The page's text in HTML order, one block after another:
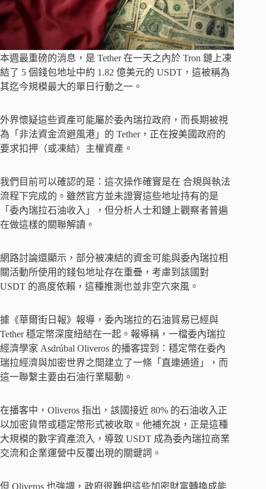
本週最重磅的消息，是 Tether 在一天之內於 Tron 鏈上凍
結了 5 個錢包地址中約 1.82 億美元的 USDT，這被稱為
其迄今規模最大的單日行動之一。
外界懷疑這些資產可能屬於委內瑞拉政府，而長期被視
為「非法資金流避風港」的 Tether，正在按美國政府的
要求扣押（或凍結）主權資產。
我們目前可以確認的是：這次操作確實是在 合規與執法
流程下完成的。雖然官方並未證實這些地址持有的是
「委內瑞拉石油收入」，但分析人士和鏈上觀察者普遍
在做這樣的關聯解讀。
網路討論還顯示，部分被凍結的資金可能與委內瑞拉相
關活動所使用的錢包地址存在重疊，考慮到該國對
USDT 的高度依賴，這種推測也並非空穴來風。
據《華爾街日報》報導，委內瑞拉的石油貿易已經與
Tether 穩定幣深度紐結在一起。報導稱，一檔委內瑞拉
經濟學家 Asdrúbal Oliveros 的播客提到：穩定幣在委內
瑞拉經濟與加密世界之間建立了一條「直連通道」，而
這一聯繫主要由石油行業驅動。
在播客中，Oliveros 指出，該國接近 80% 的石油收入正
以加密貨幣或穩定幣形式被收取。他補充說，正是這種
大規模的數字資產流入，導致 USDT 成為委內瑞拉商業
交流和企業運營中反覆出現的關鍵詞。
但 Oliveros 也強調，政府很難把這些加密財富轉換成能